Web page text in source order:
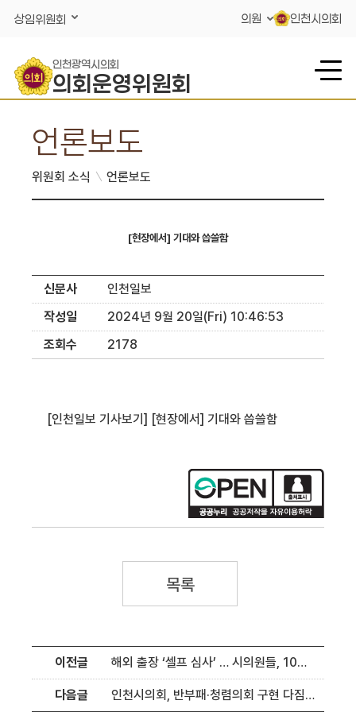
상임위원회 의원 인천시의회
인천광역시의회
의회운영위원회
언론보도
위원회 소식 언론보도
[현장에서] 기대와 씁쓸함
신문사
인천일보
작성일
2024년 9월 20일(Fri) 10:46:53
조회수
2178
[인천일보 기사보기] [현장에서] 기대와 씁쓸함
목록
이전글 해외 출장 ‘셀프 심사’ … 시의원들, 10년간 ‘프리패스’
다음글 인천시의회, 반부패·청렴의회 구현 다짐 [인천시의회 의정24]